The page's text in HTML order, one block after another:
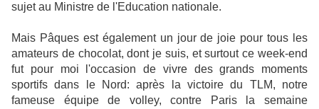
sujet au Ministre de l'Education nationale.
Mais Pâques est également un jour de joie pour tous les
amateurs de chocolat, dont je suis, et surtout ce week-end
fut pour moi l'occasion de vivre des grands moments
sportifs dans le Nord: après la victoire du TLM, notre
fameuse équipe de volley, contre Paris la semaine